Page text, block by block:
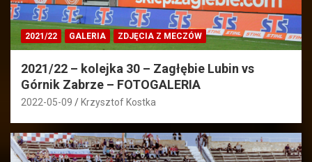
2021/22 GALERIA ZDJĘCIA Z MECZÓW
2021/22 – kolejka 30 – Zagłębie Lubin vs
Górnik Zabrze – FOTOGALERIA
2022-05-09 Krzysztof Kostka